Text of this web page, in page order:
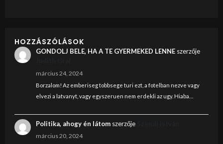
HOZZÁSZÓLÁSOK
GONDOLJ BELE, HA A TE GYERMEKED LENNEszerzője
március 24, 2024
Borzalom! Az emberiseg tobbsege turi ezt, a fotelban nezve vagy
elvezi a latvanyt, vagy egyszeruen nem erdekli az ugy. Hiaba…
Politika, ahogy én látomszerzője
március 20, 2024